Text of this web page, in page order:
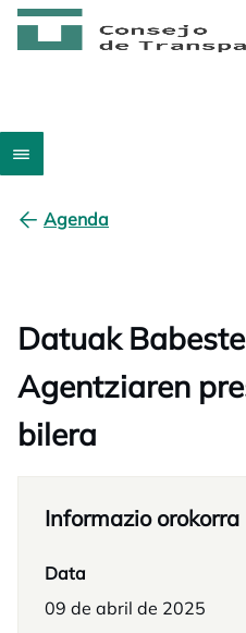
Agenda
Datuak
Agentziaren
bilera
Informazio orokorra
Data
09 de abril de 2025